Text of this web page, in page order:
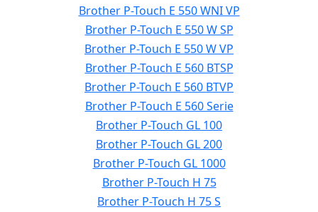
Brother P-Touch E 550 WNI VP
Brother P-Touch E 550 W SP
Brother P-Touch E 550 W VP
Brother P-Touch E 560 BTSP
Brother P-Touch E 560 BTVP
Brother P-Touch E 560 Serie
Brother P-Touch GL 100
Brother P-Touch GL 200
Brother P-Touch GL 1000
Brother P-Touch H 75
Brother P-Touch H 75 S